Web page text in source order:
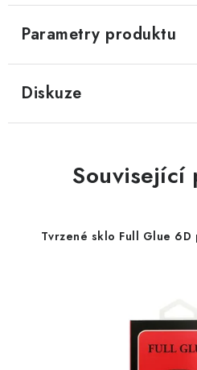
Parametry produktu
Diskuze
Související
Tvrzené sklo Full Glue 6D